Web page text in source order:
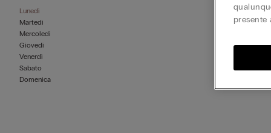
Lunedì
Martedì
Mercoledì
Giovedì
Venerdì
Sabato
Domenica
presente